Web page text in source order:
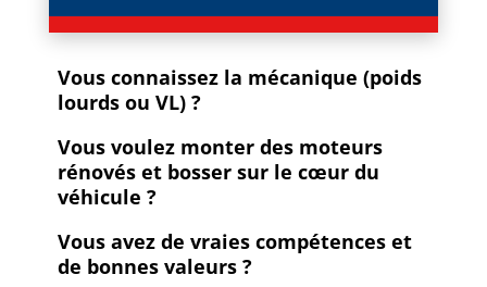
Vous connaissez la mécanique (poids
lourds ou VL) ?
Vous voulez monter des moteurs
rénovés et bosser sur le cœur du
véhicule ?
Vous avez de vraies compétences et
de bonnes valeurs ?